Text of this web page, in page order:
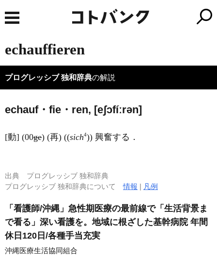
echauffieren
プログレッシブ 独和辞典の解説
echauf・fie・ren, [eʃɔfíːrən]
[動] (00ge) (再) ((sich4)) 興奮する．
出典 プログレッシブ 独和辞典
プログレッシブ 独和辞典について情報 | 凡例
「看護師/沖縄」急性期医療の最前線で「生活背景ま
で看る」深い看護を。地域に根ざした基幹病院 年間
休日120日/各種手当充実
沖縄医療生活協同組合